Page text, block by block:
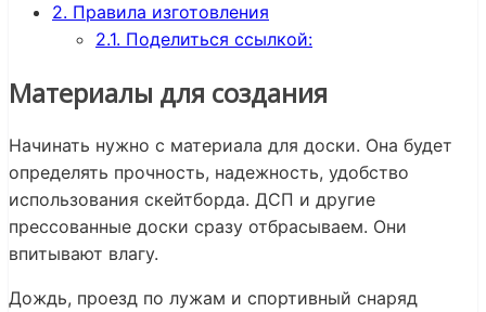
2. Правила изготовления
2.1. Поделиться ссылкой:
Материалы для создания
Начинать нужно с материала для доски. Она будет
определять прочность, надежность, удобство
использования скейтборда. ДСП и другие
прессованные доски сразу отбрасываем. Они
впитывают влагу.
Дождь, проезд по лужам и спортивный снаряд